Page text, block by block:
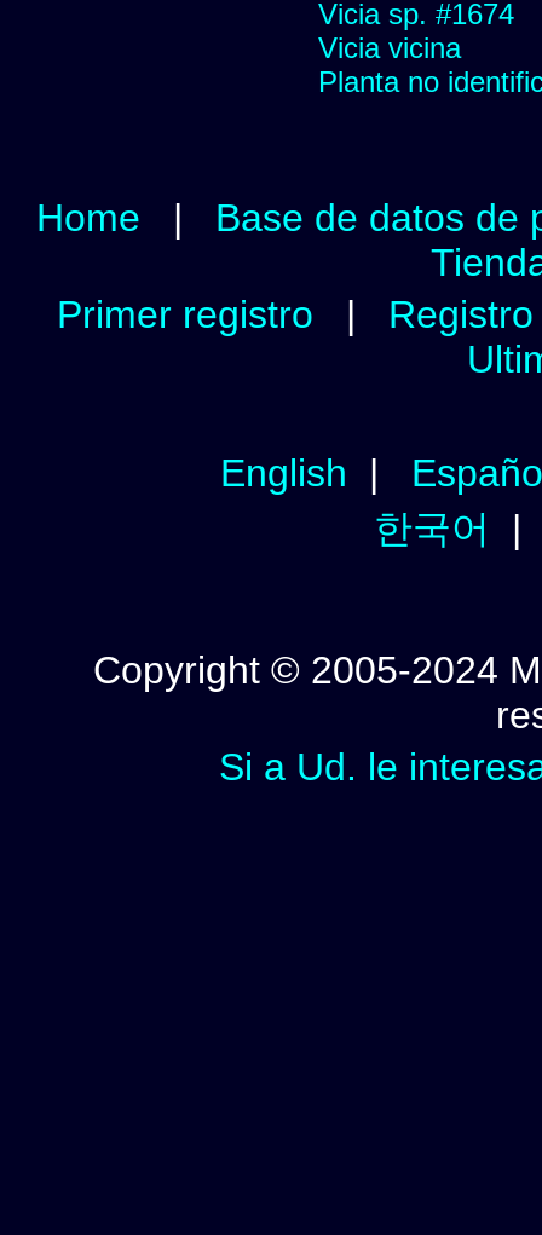
Vicia sp. #1674
Vicia vicina
Planta no
Home | Base de datos de
Primer registro |
English |
한국어
Copyright © 2005-2024
Si a Ud. le